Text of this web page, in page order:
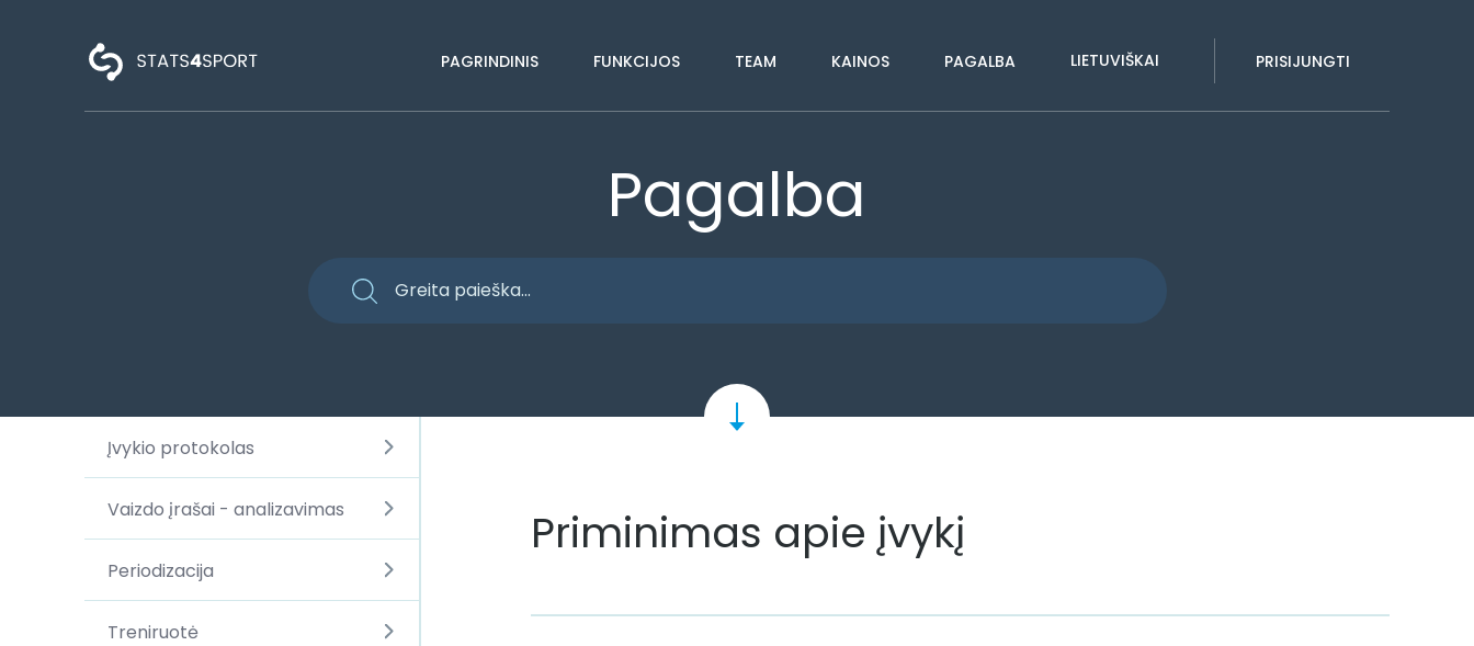
PAGRINDINIS FUNKCIJOS TEAM KAINOS PAGALBA LIETUVIŠKAI PRISIJUNGTI
Pagalba
Įvykio protokolas
Vaizdo įrašai - analizavimas
Periodizacija
Treniruotė
Priminimas apie įvykį